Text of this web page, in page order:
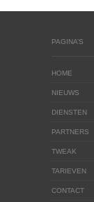
PAGINA’S
HOME
NIEUWS
DIENSTEN
PARTNERS
TWEAK
TARIEVEN
CONTACT